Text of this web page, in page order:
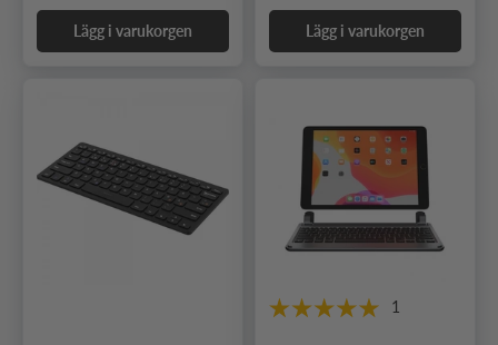
Lägg i varukorgen Lägg i varukorgen
1